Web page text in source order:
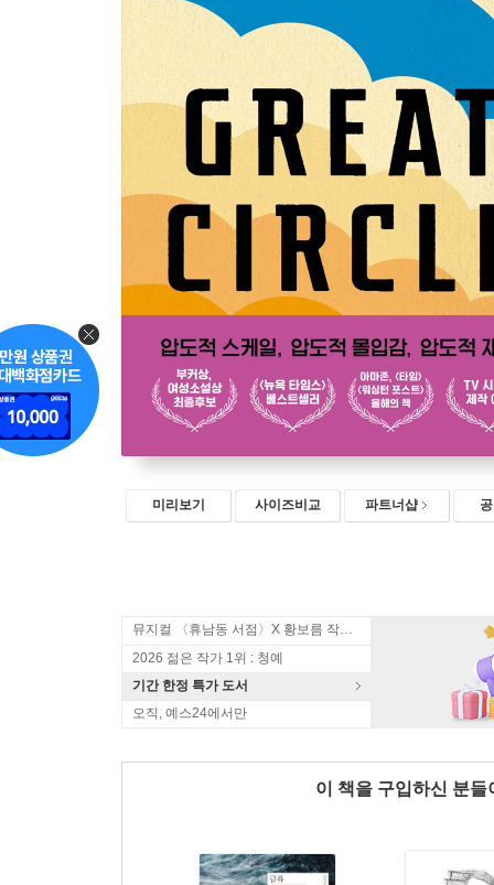
미리보기 사이즈비교 파트너샵
뮤지컬 〈휴남동 서점〉X 황보름 작가 북토크
2026 젊은 작가 1위 : 청예
기간 한정 특가 도서
오직, 예스24에서만
이 책을 구입하신 분